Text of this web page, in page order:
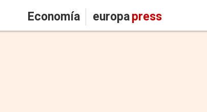
Economía europapress